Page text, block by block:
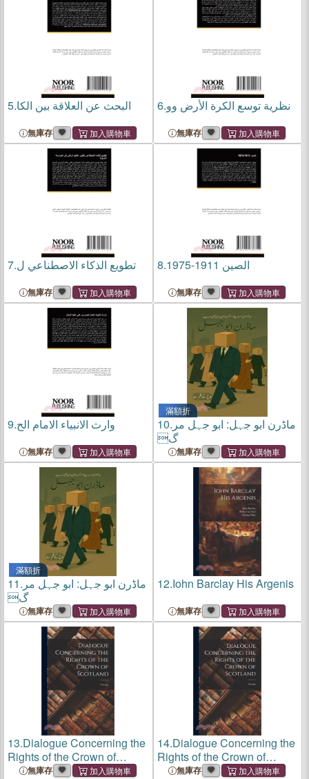
5.البحث عن العلاقة بين الكا
無庫存
6.نظرية توسع الكرة الأرض وو
無庫存
7.تطويع الذكاء الاصطناعي ل
無庫存
8. الصين 1911-1975
無庫存
9.وارث الانبياء الامام الح
無庫存
滿額折
10. ماڈرن ابو جہل: ابو جہل مر
گ
無庫存
滿額折
11. ماڈرن ابو جہل: ابو جہل مر
گ
無庫存
12.Iohn Barclay His Argenis
無庫存
13.Dialogue Concerning the
Rights of the Crown of
Scotland
無庫存
14.Dialogue Concerning the
Rights of the Crown of
Scotland
無庫存